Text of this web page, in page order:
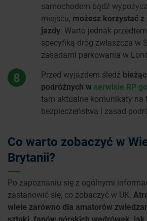
samochodem bądź
miejscu, możesz korzystać
jazdy. Warto jednak
specyfiką dróg zwłaszcza w
zasadami parkowania w
8 Przed wyjazdem śledź
podróżnych w serwisie RP
tam aktualne komunikaty na
bezpieczeństwa i zasad
Co warto zobaczyć w
Brytanii?
Po zapoznaniu się z ogólnymi
zastanowić się, co zobaczyć w UK.
wiele zarówno dla amatorów
sztuki, fanów górskich wędrówek,